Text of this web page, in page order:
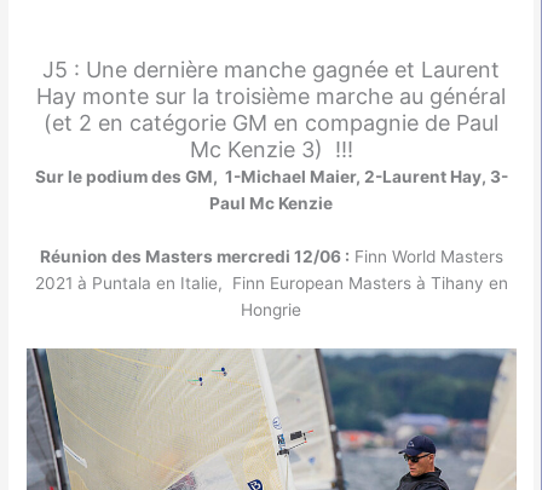
J5 : Une dernière manche gagnée et Laurent
Hay monte sur la troisième marche au général
(et 2 en catégorie GM en compagnie de Paul
Mc Kenzie 3) !!!
Sur le podium des GM, 1-Michael Maier, 2-Laurent Hay, 3-
Paul Mc Kenzie
Réunion des Masters mercredi 12/06 : Finn World Masters
2021 à Puntala en Italie, Finn European Masters à Tihany en
Hongrie